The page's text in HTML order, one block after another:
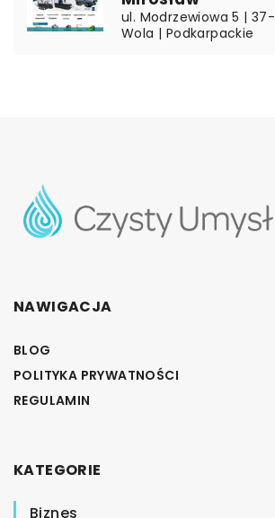
ul. Modrzewiowa 5 |
Wola | Podkarpackie
NAWIGACJA
BLOG
POLITYKA PRYWATNOŚCI
REGULAMIN
KATEGORIE
Biznes